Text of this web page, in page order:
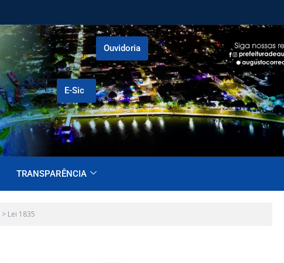
E-Sic
Ouvidoria
TRANSPARÊNCIA
> Lei 1835